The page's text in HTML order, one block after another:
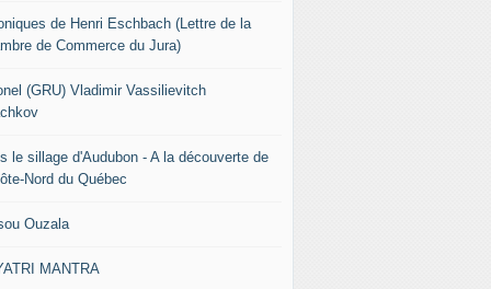
de Henri Eschbach (Lettre de la
de Commerce du Jura)
(GRU) Vladimir Vassilievitch
le sillage d'Audubon - A la découverte de
Nord du Québec
Ouzala
MANTRA